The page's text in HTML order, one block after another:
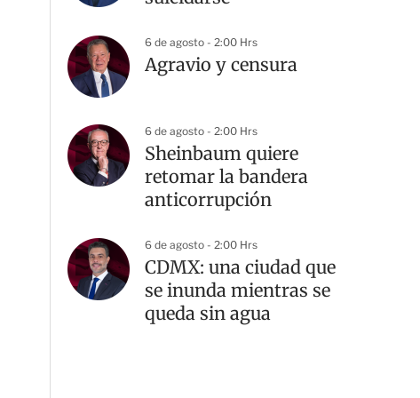
6 de agosto - 2:00 Hrs
Agravio y censura
6 de agosto - 2:00 Hrs
Sheinbaum quiere
retomar la bandera
anticorrupción
6 de agosto - 2:00 Hrs
CDMX: una ciudad que
se inunda mientras se
queda sin agua